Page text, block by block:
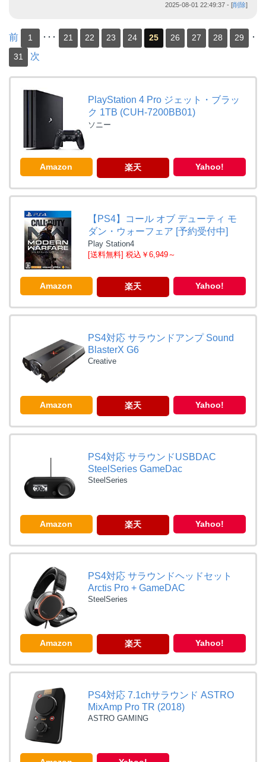
2025-08-01 22:49:37 - [削除]
前 1 ･･･ 21 22 23 24 25 26 27 28 29 ･
31 次
PlayStation 4 Pro ジェット・ブラッ
ク 1TB (CUH-7200BB01)
ソニー
Amazon 楽天 Yahoo!
【PS4】コール オブ デューティ モ
ダン・ウォーフェア [予約受付中]
Play Station4
[送料無料] 税込￥6,949～
Amazon 楽天 Yahoo!
PS4対応 サラウンドアンプ Sound
BlasterX G6
Creative
Amazon 楽天 Yahoo!
PS4対応 サラウンドUSBDAC
SteelSeries GameDac
SteelSeries
Amazon 楽天 Yahoo!
PS4対応 サラウンドヘッドセット
Arctis Pro + GameDAC
SteelSeries
Amazon 楽天 Yahoo!
PS4対応 7.1chサラウンド ASTRO
MixAmp Pro TR (2018)
ASTRO GAMING